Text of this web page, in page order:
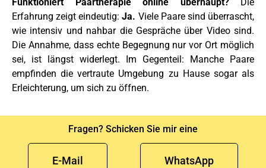
Erfahrung zeigt eindeutig:Ja. Viele Paare sind überrascht,
wie intensiv und nahbar die Gespräche über Video sind.
Die Annahme, dass echte Begegnung nur vor Ort möglich
sei, ist längst widerlegt. Im Gegenteil: Manche Paare
empfinden die vertraute Umgebung zu Hause sogar als
Erleichterung, um sich zu öffnen.
Fragen? Schicken Sie mir eine
E-Mail WhatsApp